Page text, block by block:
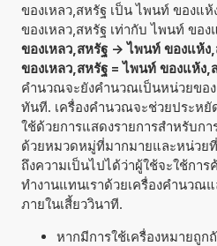
ของเหลว,สหรัฐ เป็น ไพนท์ ของแ
ของเหลว,สหรัฐ เท่ากับ ไพนท์ ขอ
ของเหลว,สหรัฐ -> ไพนท์ ของแห้ง
ของเหลว,สหรัฐ = ไพนท์ ของแห้ง,
คำนวณจะยังคำนวณเป็นหน่วยขอ
ทันที. เครื่องคำนวณจะช่วยประหยั
ใช้ด้วยการแสดงรายการสำหรับก
ด้วยหมวดหมู่ที่มากมายและหน่วย
ถึงความเป็นไปได้ว่าผู้ใช้จะใช้กา
ทำงานแทนเราด้วยเครื่องคำนวณ
ภายในเสี้ยววินาที.
หากมีการใช้เครื่องหมายถู